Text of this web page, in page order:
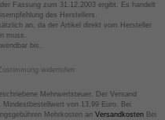
Fassung zum 31.12.2003 ergibt. Es handelt
des Herstellers.
an, da der Artikel direkt vom Hersteller
muss.
bis.
widerrufen
Mehrwertsteuer. Der Versand
von 13,99 Euro. Bei
Mehrkosten an VersandkostenBei